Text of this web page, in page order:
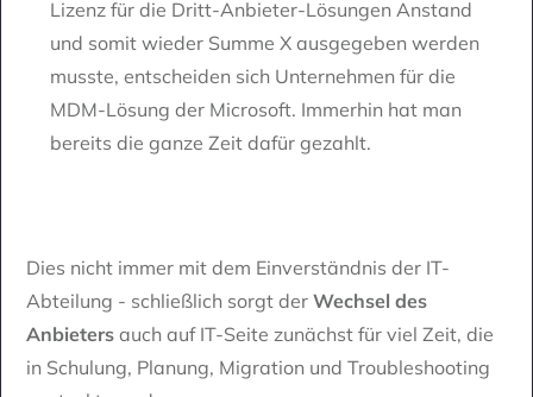
Lizenz für die Dritt-Anbieter-Lösungen Anstand
und somit wieder Summe X ausgegeben werden
musste, entscheiden sich Unternehmen für die
MDM-Lösung der Microsoft. Immerhin hat man
bereits die ganze Zeit dafür gezahlt.
Dies nicht immer mit dem Einverständnis der IT-
Abteilung - schließlich sorgt der Wechsel des
Anbieters auch auf IT-Seite zunächst für viel Zeit, die
in Schulung, Planung, Migration und Troubleshooting